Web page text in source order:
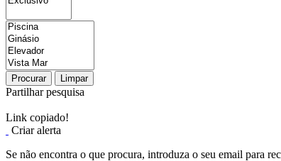
Procurar Limpar
Partilhar pesquisa
Link copiado!
Criar alerta
Se não encontra o que procura, introduza o seu email para